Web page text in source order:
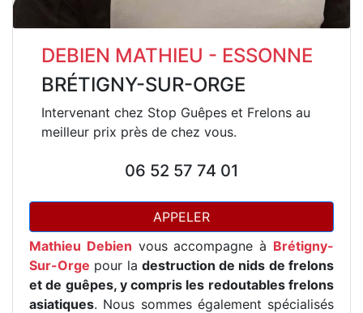
DEBIEN MATHIEU - ESSONNE
BRÉTIGNY-SUR-ORGE
Intervenant chez Stop Guêpes et Frelons au
meilleur prix près de chez vous.
06 52 57 74 01
APPELER
Mathieu Debien vous accompagne à Brétigny-
Sur-Orge pour la destruction de nids de frelons
et de guêpes, y compris les redoutables frelons
asiatiques. Nous sommes également spécialisés